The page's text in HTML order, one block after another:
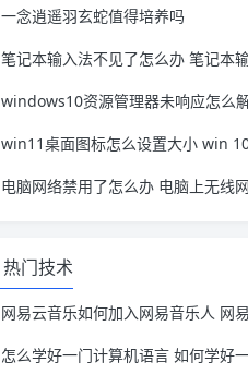
一念逍遥羽玄蛇值得培养吗
笔记本输入法不见了怎么办 笔记本输入
windows10资源管理器未响应怎么解决
win11桌面图标怎么设置大小 win 10图
电脑网络禁用了怎么办 电脑上无线网络连
热门技术
网易云音乐如何加入网易音乐人 网易云音乐
怎么学好一门计算机语言 如何学好